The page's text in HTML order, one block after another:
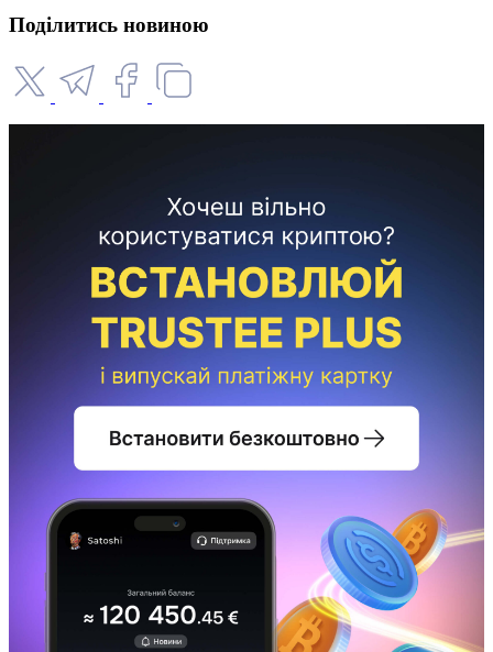
Поділитись новиною